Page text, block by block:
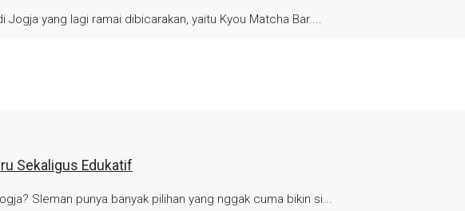
yang lagi ramai dibicarakan, yaitu Kyou Matcha Bar....
Sekaligus Edukatif
Sleman punya banyak pilihan yang nggak cuma bikin si...